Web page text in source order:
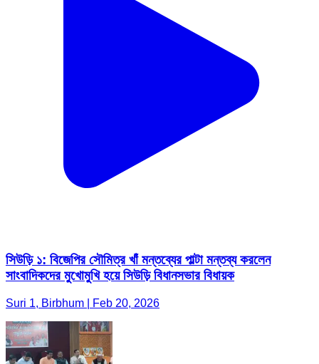
সিউড়ি ১: বিজেপির সৌমিত্র খাঁ মন্তব্যের পাল্টা মন্তব্য করলেন
সাংবাদিকদের মুখোমুখি হয়ে সিউড়ি বিধানসভার বিধায়ক
Suri 1, Birbhum | Feb 20, 2026